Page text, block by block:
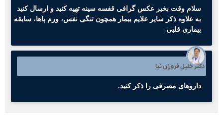
سلام وقت بخیر عکس گرافی قفسه سینه تهیه کنید و ارسال کنید
به علاوه ذکر سایر علایم بیمار همچون تنگی نفس، ورم پاها، سابقه
بیماری قلبی
دکتر خلیل فروزان نیا
داروهای مصرفی را ذکر کنید.